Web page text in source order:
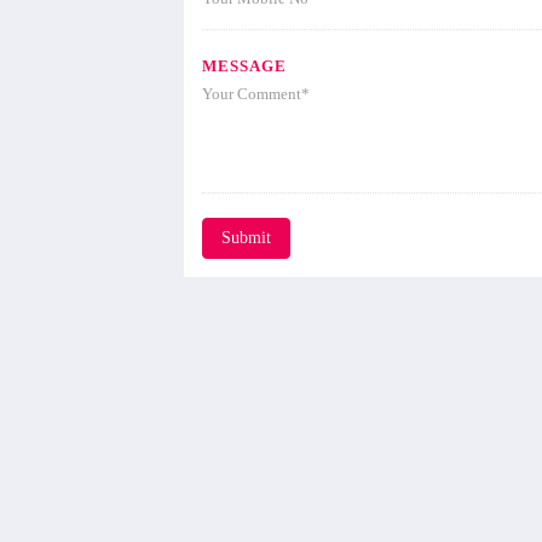
MESSAGE
Submit